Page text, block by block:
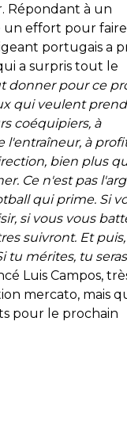
Répondant à un
un effort pour faire
portugais a
a surpris tout le
donner pour ce
qui veulent
coéquipiers, à
l'entraîneur, à
bien plus
Ce n'est pas
qui prime. Si
si vous vous
suivront. Et
tu mérites, tu
Luis Campos,
mercato, mais
pour le prochain